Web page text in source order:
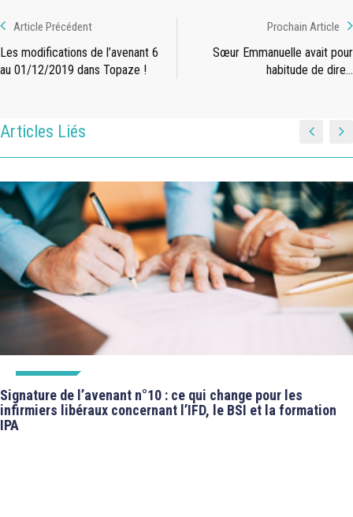
Article Précédent
Les modifications de l’avenant 6
au 01/12/2019 dans Topaze !
Prochain Article
Sœur Emmanuelle avait pour
habitude de dire…
Articles Liés
Signature de l’avenant n°10 : ce qui change pour les
infirmiers libéraux concernant l’IFD, le BSI et la formation
IPA